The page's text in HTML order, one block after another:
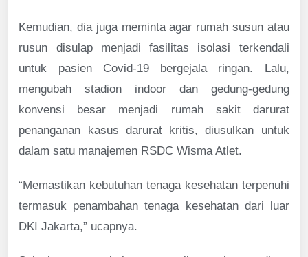
Kemudian, dia juga meminta agar rumah susun atau
rusun disulap menjadi fasilitas isolasi terkendali
untuk pasien Covid-19 bergejala ringan. Lalu,
mengubah stadion indoor dan gedung-gedung
konvensi besar menjadi rumah sakit darurat
penanganan kasus darurat kritis, diusulkan untuk
dalam satu manajemen RSDC Wisma Atlet.
“Memastikan kebutuhan tenaga kesehatan terpenuhi
termasuk penambahan tenaga kesehatan dari luar
DKI Jakarta,” ucapnya.